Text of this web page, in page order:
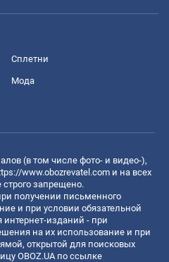
Сплетни
Мода
(в том числе фото- и видео-),
www.obozrevatel.com и на всех
запрещено.
получении письменного
и при условии обязательной
интернет-изданий - при
на их использование и при
открытой для поисковых
OBOZ.UA по ссылке